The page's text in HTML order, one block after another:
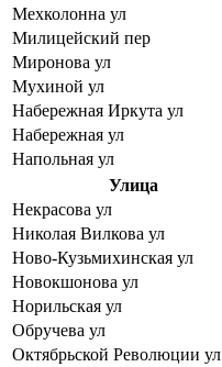
Мехколонна ул
Милицейский пер
Миронова ул
Мухиной ул
Набережная Иркута ул
Набережная ул
Напольная ул
Улица
Некрасова ул
Николая Вилкова ул
Ново-Кузьмихинская ул
Новокшонова ул
Норильская ул
Обручева ул
Октябрьской Революции ул